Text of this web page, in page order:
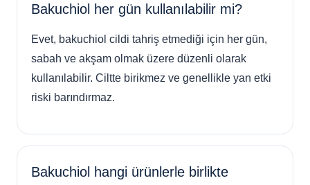
Bakuchiol her gün kullanılabilir mi?
Evet, bakuchiol cildi tahriş etmediği için her gün,
sabah ve akşam olmak üzere düzenli olarak
kullanılabilir. Ciltte birikmez ve genellikle yan etki
riski barındırmaz.
Bakuchiol hangi ürünlerle birlikte